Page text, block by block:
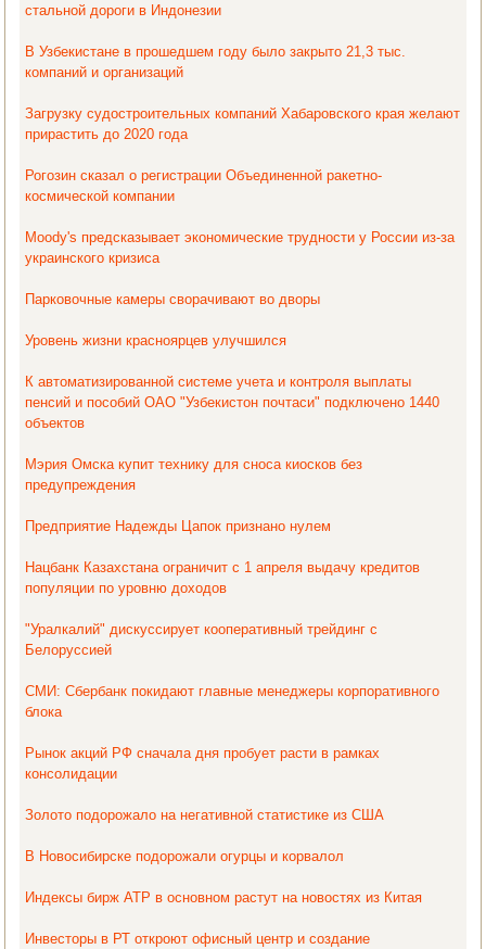
стальной дороги в Индонезии
В Узбекистане в прошедшем году было закрыто 21,3 тыс.
компаний и организаций
Загрузку судостроительных компаний Хабаровского края желают
прирастить до 2020 года
Рогозин сказал о регистрации Объединенной ракетно-
космической компании
Moody's предсказывает экономические трудности у России из-за
украинского кризиса
Парковочные камеры сворачивают во дворы
Уровень жизни красноярцев улучшился
К автоматизированной системе учета и контроля выплаты
пенсий и пособий ОАО "Узбекистон почтаси" подключено 1440
объектов
Мэрия Омска купит технику для сноса киосков без
предупреждения
Предприятие Надежды Цапок признано нулем
Нацбанк Казахстана ограничит с 1 апреля выдачу кредитов
популяции по уровню доходов
"Уралкалий" дискуссирует кооперативный трейдинг c
Белоруссией
СМИ: Сбербанк покидают главные менеджеры корпоративного
блока
Рынок акций РФ сначала дня пробует расти в рамках
консолидации
Золото подорожало на негативной статистике из США
В Новосибирске подорожали огурцы и корвалол
Индексы бирж АТР в основном растут на новостях из Китая
Инвесторы в РТ откроют офисный центр и создание